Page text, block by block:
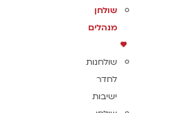
שולחן
מנהלים
שולחנות
לחדר
ישיבות